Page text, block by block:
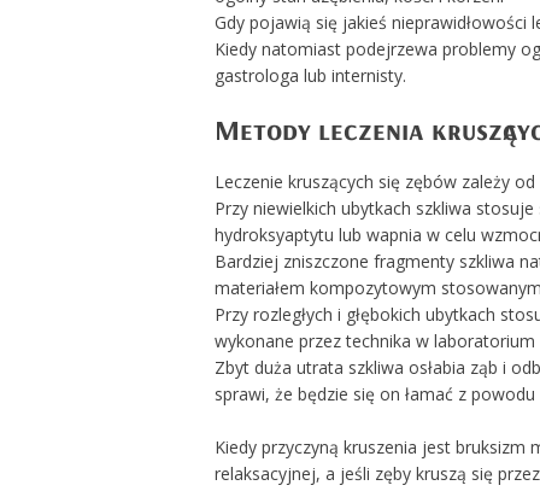
Gdy pojawią się jakieś
Kiedy natomiast podejrzewa problemy
gastrologa lub internisty.
Metody leczenia
Leczenie kruszących się zębów zależy
Przy niewielkich ubytkach szkliwa
hydroksyaptytu lub wapnia w celu
Bardziej zniszczone fragmenty szkliwa
materiałem kompozytowym
Przy rozległych i głębokich ubytkach
wykonane przez technika w
Zbyt duża utrata szkliwa osłabia ząb i
sprawi, że będzie się on łamać z
Kiedy przyczyną kruszenia jest bruksizm
relaksacyjnej, a jeśli zęby kruszą się